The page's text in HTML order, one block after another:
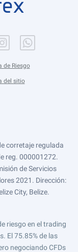
de Riesgo
del sitio
corretaje regulada
reg. 000001272.
de Servicios
2021. Dirección:
City, Belize.
riesgo en el trading
El 75.85% de las
negociando CFDs